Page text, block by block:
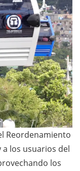
Reordenamiento
a los usuarios del
los